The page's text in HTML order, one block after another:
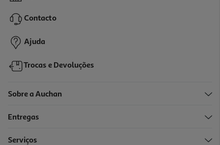
9,99 € PVP de editor
8,99 €
-10%
Contacto
Ajuda
Trocas e Devoluções
Sobre a Auchan
Entregas
Serviços